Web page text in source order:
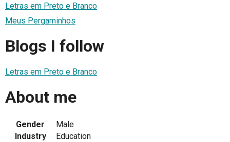
Letras em Preto e Branco
Meus Pergaminhos
Blogs I follow
Letras em Preto e Branco
About me
Gender
Male
Industry
Education